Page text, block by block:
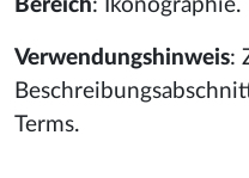
Bereich: Ikonographie.
Verwendungshinweis:
Terms.